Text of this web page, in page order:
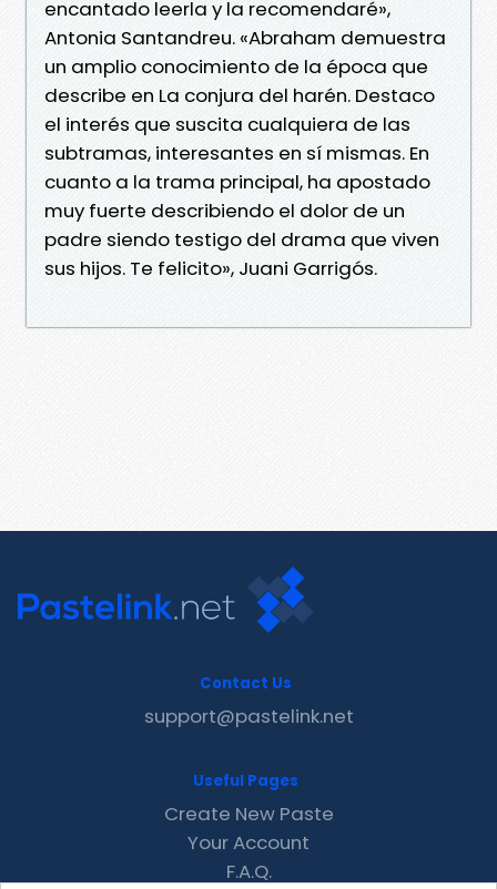
encantado leerla y la recomendaré»,
Antonia Santandreu. «Abraham demuestra
un amplio conocimiento de la época que
describe en La conjura del harén. Destaco
el interés que suscita cualquiera de las
subtramas, interesantes en sí mismas. En
cuanto a la trama principal, ha apostado
muy fuerte describiendo el dolor de un
padre siendo testigo del drama que viven
sus hijos. Te felicito», Juani Garrigós.
Contact Us
support@pastelink.net
Useful Pages
Create New Paste
Your Account
F.A.Q.